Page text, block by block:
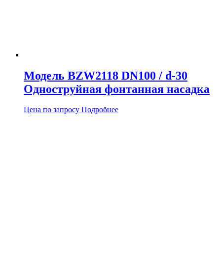
Модель BZW2118 DN100 / d-30
Одноструйная фонтанная насадка
Цена по запросу Подробнее